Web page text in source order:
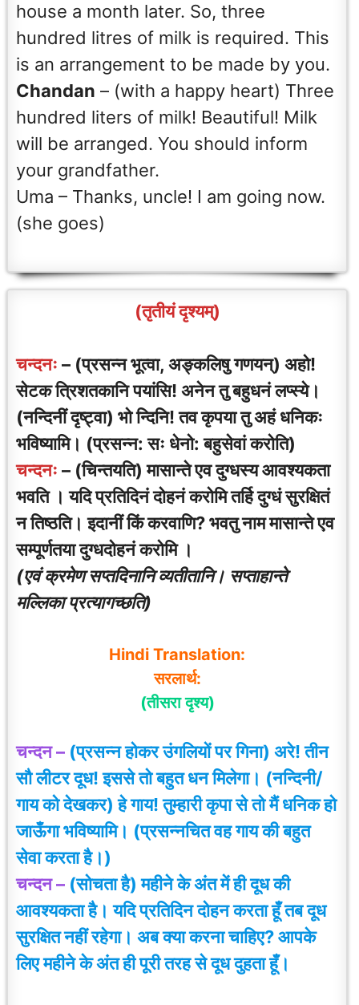
house a month later. So, three
hundred litres of milk is required. This
is an arrangement to be made by you.
Chandan – (with a happy heart) Three
hundred liters of milk! Beautiful! Milk
will be arranged. You should inform
your grandfather.
Uma – Thanks, uncle! I am going now.
(she goes)
(तृतीयं दृश्यम्)
चन्दनः – (प्रसन्न भूत्वा, अङ्कलिषु गणयन्) अहो!
सेटक त्रिशतकानि पयांसि! अनेन तु बहुधनं लप्स्ये।
(नन्दिनीं दृष्ट्वा) भो न्दिनि! तव कृपया तु अहं धनिकः
भविष्यामि। (प्रसन्न: सः धेनो: बहुसेवां करोति)
चन्दनः – (चिन्तयति) मासान्ते एव दुग्धस्य आवश्यकता
भवति । यदि प्रतिदिनं दोहनं करोमि तर्हि दुग्धं सुरक्षितं
न तिष्ठति। इदानीं किं करवाणि? भवतु नाम मासान्ते एव
सम्पूर्णतया दुग्धदोहनं करोमि ।
(एवं क्रमेण सप्तदिनानि व्यतीतानि। सप्ताहान्ते
मल्लिका प्रत्यागच्छति)
Hindi Translation:
सरलार्थ:
(तीसरा दृश्य)
चन्दन – (प्रसन्न होकर उंगलियों पर गिना) अरे! तीन
सौ लीटर दूध! इससे तो बहुत धन मिलेगा। (नन्दिनी/
गाय को देखकर) हे गाय! तुम्हारी कृपा से तो मैं धनिक हो
जाऊँगा भविष्यामि। (प्रसन्नचित वह गाय की बहुत
सेवा करता है।)
चन्दन – (सोचता है) महीने के अंत में ही दूध की
आवश्यकता है। यदि प्रतिदिन दोहन करता हूँ तब दूध
सुरक्षित नहीं रहेगा। अब क्या करना चाहिए? आपके
लिए महीने के अंत ही पूरी तरह से दूध दुहता हूँ।